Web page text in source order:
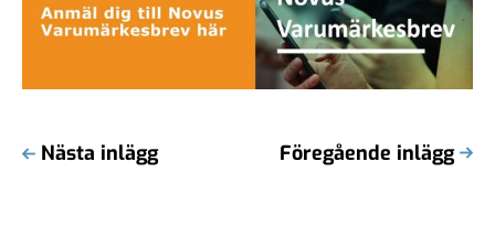
Nästa inlägg Föregående inlägg